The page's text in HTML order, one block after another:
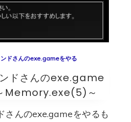
ンドさんのexe.gameをやる
ドさんのexe.game
Memory.exe(5)～
さんのexe.gameをやるも